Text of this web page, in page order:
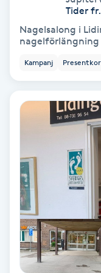
BIAB
Blowout
Bottenfärg
Brynfärgning
Brynplockning
Bröllopsuppsättning
Tider
Nagelsalong i
nagelförlängning
Kampanj